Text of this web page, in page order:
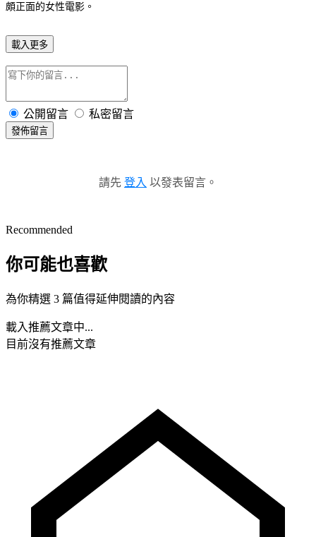
頗正面的女性電影。
載入更多
公開留言 私密留言
發佈留言
請先 登入 以發表留言。
Recommended
你可能也喜歡
為你精選 3 篇值得延伸閱讀的內容
載入推薦文章中...
目前沒有推薦文章